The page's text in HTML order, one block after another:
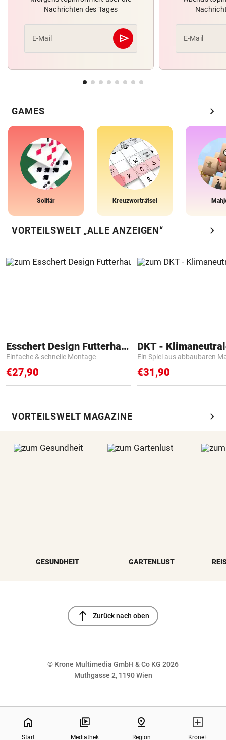
Nachrichten des Tages
E-Mail send
Abschicken E-Mail
GAMES chevron_right
Solitär Kreuzworträtsel
VORTEILSWELT „ALLE ANZEIGEN“ chevron_right
Esschert Design Futterhaus
Einfache & schnelle Montage
€27,90
Ein Spiel aus abbaubaren
€31,90
VORTEILSWELT MAGAZINE chevron_right
GESUNDHEIT GARTENLUST
north Zurück nach oben
© Krone Multimedia GmbH & Co KG 2026
Muthgasse 2, 1190 Wien
home
Start Mediathek
pin_drop
Region Krone+
NaN%